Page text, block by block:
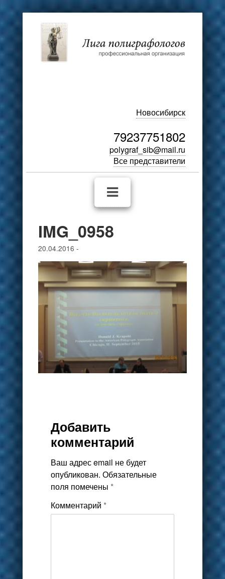
Новосибирск
79237751802
polygraf_sib@mail.ru
Все представители
IMG_0958
20.04.2016 -
Добавить
комментарий
Ваш адрес email не будет
опубликован. Обязательные
поля помечены *
Комментарий *